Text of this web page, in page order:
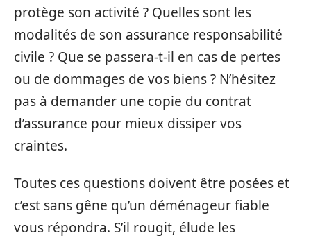
protège son activité ? Quelles sont les
modalités de son assurance responsabilité
civile ? Que se passera-t-il en cas de pertes
ou de dommages de vos biens ? N’hésitez
pas à demander une copie du contrat
d’assurance pour mieux dissiper vos
craintes.
Toutes ces questions doivent être posées et
c’est sans gêne qu’un déménageur fiable
vous répondra. S’il rougit, élude les